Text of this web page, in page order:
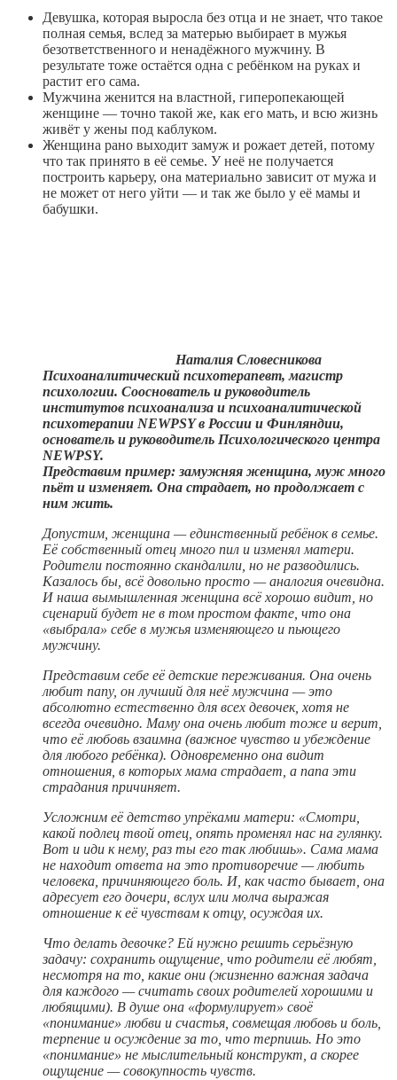
Девушка, которая выросла без отца и не знает, что такое
полная семья, вслед за матерью выбирает в мужья
безответственного и ненадёжного мужчину. В
результате тоже остаётся одна с ребёнком на руках и
растит его сама.
Мужчина женится на властной, гиперопекающей
женщине — точно такой же, как его мать, и всю жизнь
живёт у жены под каблуком.
Женщина рано выходит замуж и рожает детей, потому
что так принято в её семье. У неё не получается
построить карьеру, она материально зависит от мужа и
не может от него уйти — и так же было у её мамы и
бабушки.
Наталия Словесникова
Психоаналитический психотерапевт, магистр
психологии. Сооснователь и руководитель
институтов психоанализа и психоаналитической
психотерапии NEWPSY в России и Финляндии,
основатель и руководитель Психологического центра
NEWPSY.
Представим пример: замужняя женщина, муж много
пьёт и изменяет. Она страдает, но продолжает с
ним жить.
Допустим, женщина — единственный ребёнок в семье.
Её собственный отец много пил и изменял матери.
Родители постоянно скандалили, но не разводились.
Казалось бы, всё довольно просто — аналогия очевидна.
И наша вымышленная женщина всё хорошо видит, но
сценарий будет не в том простом факте, что она
«выбрала» себе в мужья изменяющего и пьющего
мужчину.
Представим себе её детские переживания. Она очень
любит папу, он лучший для неё мужчина — это
абсолютно естественно для всех девочек, хотя не
всегда очевидно. Маму она очень любит тоже и верит,
что её любовь взаимна (важное чувство и убеждение
для любого ребёнка). Одновременно она видит
отношения, в которых мама страдает, а папа эти
страдания причиняет.
Усложним её детство упрёками матери: «Смотри,
какой подлец твой отец, опять променял нас на гулянку.
Вот и иди к нему, раз ты его так любишь». Сама мама
не находит ответа на это противоречие — любить
человека, причиняющего боль. И, как часто бывает, она
адресует его дочери, вслух или молча выражая
отношение к её чувствам к отцу, осуждая их.
Что делать девочке? Ей нужно решить серьёзную
задачу: сохранить ощущение, что родители её любят,
несмотря на то, какие они (жизненно важная задача
для каждого — считать своих родителей хорошими и
любящими). В душе она «формулирует» своё
«понимание» любви и счастья, совмещая любовь и боль,
терпение и осуждение за то, что терпишь. Но это
«понимание» не мыслительный конструкт, а скорее
ощущение — совокупность чувств.